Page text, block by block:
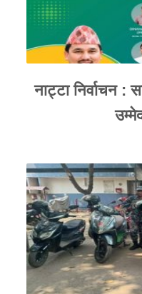
नाट्टा निर्वाचन :